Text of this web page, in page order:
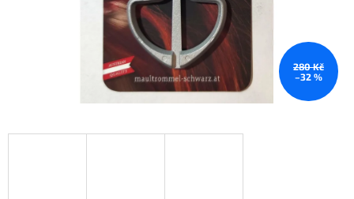
280 Kč
–32 %